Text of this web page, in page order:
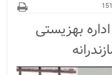
بهزیستی